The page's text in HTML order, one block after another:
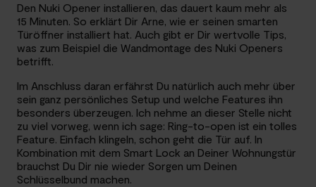
Den Nuki Opener installieren, das dauert kaum mehr als
15 Minuten. So erklärt Dir Arne, wie er seinen smarten
Türöffner installiert hat. Auch gibt er Dir wertvolle Tips,
was zum Beispiel die Wandmontage des Nuki Openers
betrifft.
Im Anschluss daran erfährst Du natürlich auch mehr über
sein ganz persönliches Setup und welche Features ihn
besonders überzeugen. Ich nehme an dieser Stelle nicht
zu viel vorweg, wenn ich sage: Ring-to-open ist ein tolles
Feature. Einfach klingeln, schon geht die Tür auf. In
Kombination mit dem Smart Lock an Deiner Wohnungstür
brauchst Du Dir nie wieder Sorgen um Deinen
Schlüsselbund machen.